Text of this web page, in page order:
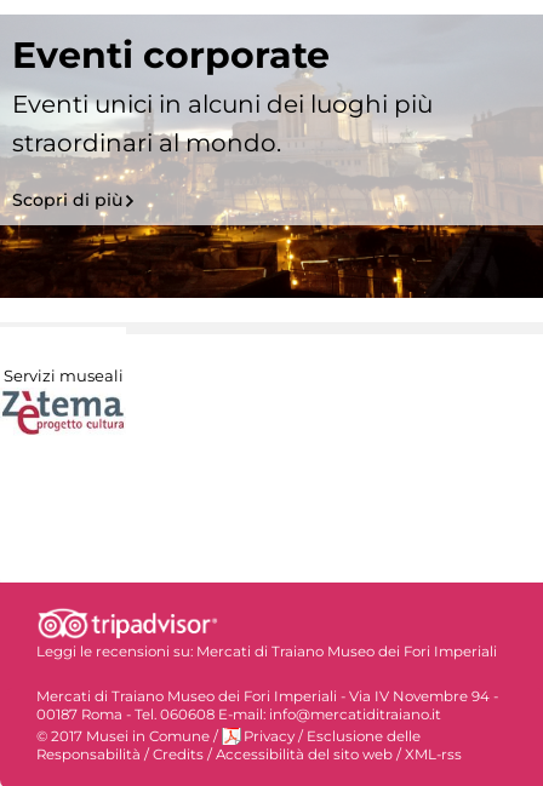
Eventi corporate
Eventi unici in alcuni dei luoghi più
straordinari al mondo.
Scopri di più
Servizi museali
Leggi le recensioni su: Mercati di Traiano Museo dei Fori Imperiali
Mercati di Traiano Museo dei Fori Imperiali - Via IV Novembre 94 -
00187 Roma - Tel. 060608 E-mail: info@mercatiditraiano.it
© 2017 Musei in Comune / Privacy / Esclusione delle
Responsabilità /Credits /Accessibilità del sito web /XML-rss